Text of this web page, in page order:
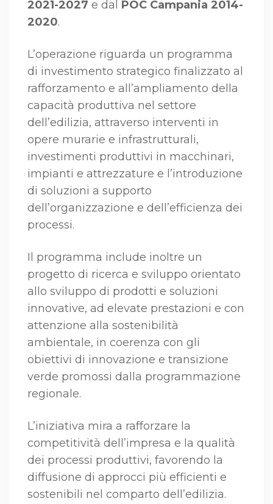
2021-2027 e dal POC Campania 2014-
2020.
L’operazione riguarda un programma
di investimento strategico finalizzato al
rafforzamento e all’ampliamento della
capacità produttiva nel settore
dell’edilizia, attraverso interventi in
opere murarie e infrastrutturali,
investimenti produttivi in macchinari,
impianti e attrezzature e l’introduzione
di soluzioni a supporto
dell’organizzazione e dell’efficienza dei
processi.
Il programma include inoltre un
progetto di ricerca e sviluppo orientato
allo sviluppo di prodotti e soluzioni
innovative, ad elevate prestazioni e con
attenzione alla sostenibilità
ambientale, in coerenza con gli
obiettivi di innovazione e transizione
verde promossi dalla programmazione
regionale.
L’iniziativa mira a rafforzare la
competitività dell’impresa e la qualità
dei processi produttivi, favorendo la
diffusione di approcci più efficienti e
sostenibili nel comparto dell’edilizia.